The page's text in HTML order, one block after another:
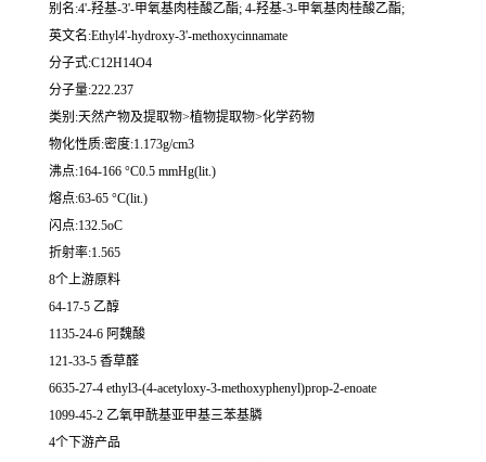
别名:4'-羟基-3'-甲氧基肉桂酸乙酯; 4-羟基-3-甲氧基肉桂酸乙酯;
英文名:Ethyl4'-hydroxy-3'-methoxycinnamate
分子式:C12H14O4
分子量:222.237
类别:天然产物及提取物>植物提取物>化学药物
物化性质:密度:1.173g/cm3
沸点:164-166 °C0.5 mmHg(lit.)
熔点:63-65 °C(lit.)
闪点:132.5oC
折射率:1.565
8个上游原料
64-17-5 乙醇
1135-24-6 阿魏酸
121-33-5 香草醛
6635-27-4 ethyl3-(4-acetyloxy-3-methoxyphenyl)prop-2-enoate
1099-45-2 乙氧甲酰基亚甲基三苯基膦
4个下游产品